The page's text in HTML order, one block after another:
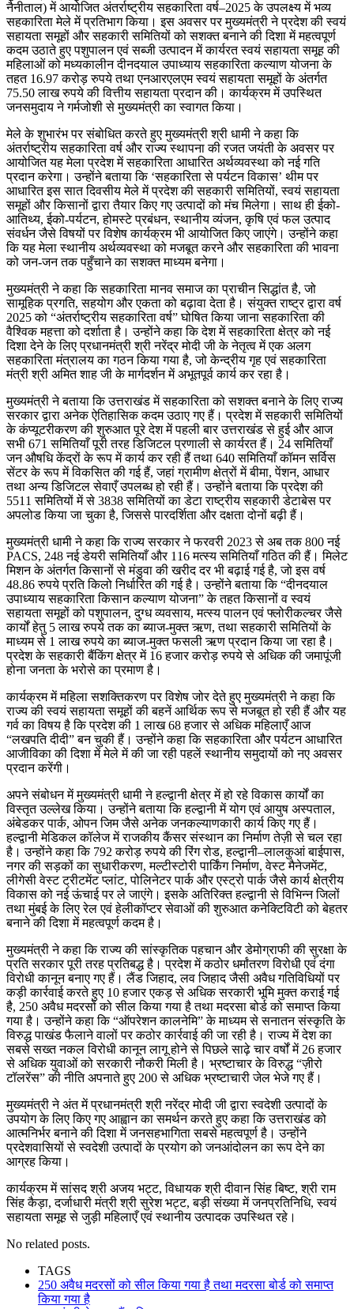
नैनीताल) में आयोजित अंतर्राष्ट्रीय सहकारिता वर्ष–2025 के उपलक्ष्य में भव्य
सहकारिता मेले में प्रतिभाग किया। इस अवसर पर मुख्यमंत्री ने प्रदेश की स्वयं
सहायता समूहों और सहकारी समितियों को सशक्त बनाने की दिशा में महत्वपूर्ण
कदम उठाते हुए पशुपालन एवं सब्जी उत्पादन में कार्यरत स्वयं सहायता समूह की
महिलाओं को मध्यकालीन दीनदयाल उपाध्याय सहकारिता कल्याण योजना के
तहत 16.97 करोड़ रुपये तथा एनआरएलएम स्वयं सहायता समूहों के अंतर्गत
75.50 लाख रुपये की वित्तीय सहायता प्रदान की। कार्यक्रम में उपस्थित
जनसमुदाय ने गर्मजोशी से मुख्यमंत्री का स्वागत किया।
मेले के शुभारंभ पर संबोधित करते हुए मुख्यमंत्री श्री धामी ने कहा कि
अंतर्राष्ट्रीय सहकारिता वर्ष और राज्य स्थापना की रजत जयंती के अवसर पर
आयोजित यह मेला प्रदेश में सहकारिता आधारित अर्थव्यवस्था को नई गति
प्रदान करेगा। उन्होंने बताया कि ‘सहकारिता से पर्यटन विकास’ थीम पर
आधारित इस सात दिवसीय मेले में प्रदेश की सहकारी समितियों, स्वयं सहायता
समूहों और किसानों द्वारा तैयार किए गए उत्पादों को मंच मिलेगा। साथ ही ईको-
आतिथ्य, ईको-पर्यटन, होमस्टे प्रबंधन, स्थानीय व्यंजन, कृषि एवं फल उत्पाद
संवर्धन जैसे विषयों पर विशेष कार्यक्रम भी आयोजित किए जाएंगे। उन्होंने कहा
कि यह मेला स्थानीय अर्थव्यवस्था को मजबूत करने और सहकारिता की भावना
को जन-जन तक पहुँचाने का सशक्त माध्यम बनेगा।
मुख्यमंत्री ने कहा कि सहकारिता मानव समाज का प्राचीन सिद्धांत है, जो
सामूहिक प्रगति, सहयोग और एकता को बढ़ावा देता है। संयुक्त राष्ट्र द्वारा वर्ष
2025 को “अंतर्राष्ट्रीय सहकारिता वर्ष” घोषित किया जाना सहकारिता की
वैश्विक महत्ता को दर्शाता है। उन्होंने कहा कि देश में सहकारिता क्षेत्र को नई
दिशा देने के लिए प्रधानमंत्री श्री नरेंद्र मोदी जी के नेतृत्व में एक अलग
सहकारिता मंत्रालय का गठन किया गया है, जो केन्द्रीय गृह एवं सहकारिता
मंत्री श्री अमित शाह जी के मार्गदर्शन में अभूतपूर्व कार्य कर रहा है।
मुख्यमंत्री ने बताया कि उत्तराखंड में सहकारिता को सशक्त बनाने के लिए राज्य
सरकार द्वारा अनेक ऐतिहासिक कदम उठाए गए हैं। प्रदेश में सहकारी समितियों
के कंप्यूटरीकरण की शुरुआत पूरे देश में पहली बार उत्तराखंड से हुई और आज
सभी 671 समितियाँ पूरी तरह डिजिटल प्रणाली से कार्यरत हैं। 24 समितियाँ
जन औषधि केंद्रों के रूप में कार्य कर रही हैं तथा 640 समितियाँ कॉमन सर्विस
सेंटर के रूप में विकसित की गई हैं, जहां ग्रामीण क्षेत्रों में बीमा, पेंशन, आधार
तथा अन्य डिजिटल सेवाएँ उपलब्ध हो रही हैं। उन्होंने बताया कि प्रदेश की
5511 समितियों में से 3838 समितियों का डेटा राष्ट्रीय सहकारी डेटाबेस पर
अपलोड किया जा चुका है, जिससे पारदर्शिता और दक्षता दोनों बढ़ी हैं।
मुख्यमंत्री धामी ने कहा कि राज्य सरकार ने फरवरी 2023 से अब तक 800 नई
PACS, 248 नई डेयरी समितियाँ और 116 मत्स्य समितियाँ गठित की हैं। मिलेट
मिशन के अंतर्गत किसानों से मंडुवा की खरीद दर भी बढ़ाई गई है, जो इस वर्ष
48.86 रुपये प्रति किलो निर्धारित की गई है। उन्होंने बताया कि “दीनदयाल
उपाध्याय सहकारिता किसान कल्याण योजना” के तहत किसानों व स्वयं
सहायता समूहों को पशुपालन, दुग्ध व्यवसाय, मत्स्य पालन एवं फ्लोरीकल्चर जैसे
कार्यों हेतु 5 लाख रुपये तक का ब्याज-मुक्त ऋण, तथा सहकारी समितियों के
माध्यम से 1 लाख रुपये का ब्याज-मुक्त फसली ऋण प्रदान किया जा रहा है।
प्रदेश के सहकारी बैंकिंग क्षेत्र में 16 हजार करोड़ रुपये से अधिक की जमापूंजी
होना जनता के भरोसे का प्रमाण है।
कार्यक्रम में महिला सशक्तिकरण पर विशेष जोर देते हुए मुख्यमंत्री ने कहा कि
राज्य की स्वयं सहायता समूहों की बहनें आर्थिक रूप से मजबूत हो रही हैं और यह
गर्व का विषय है कि प्रदेश की 1 लाख 68 हजार से अधिक महिलाएँ आज
“लखपति दीदी” बन चुकी हैं। उन्होंने कहा कि सहकारिता और पर्यटन आधारित
आजीविका की दिशा में मेले में की जा रही पहलें स्थानीय समुदायों को नए अवसर
प्रदान करेंगी।
अपने संबोधन में मुख्यमंत्री धामी ने हल्द्वानी क्षेत्र में हो रहे विकास कार्यों का
विस्तृत उल्लेख किया। उन्होंने बताया कि हल्द्वानी में योग एवं आयुष अस्पताल,
अंबेडकर पार्क, ओपन जिम जैसे अनेक जनकल्याणकारी कार्य किए गए हैं।
हल्द्वानी मेडिकल कॉलेज में राजकीय कैंसर संस्थान का निर्माण तेज़ी से चल रहा
है। उन्होंने कहा कि 792 करोड़ रुपये की रिंग रोड, हल्द्वानी–लालकुआं बाईपास,
नगर की सड़कों का सुधारीकरण, मल्टीस्टोरी पार्किंग निर्माण, वेस्ट मैनेजमेंट,
लीगेसी वेस्ट ट्रीटमेंट प्लांट, पोलिनेटर पार्क और एस्ट्रो पार्क जैसे कार्य क्षेत्रीय
विकास को नई ऊंचाई पर ले जाएंगे। इसके अतिरिक्त हल्द्वानी से विभिन्न जिलों
तथा मुंबई के लिए रेल एवं हेलीकॉप्टर सेवाओं की शुरुआत कनेक्टिविटी को बेहतर
बनाने की दिशा में महत्वपूर्ण कदम है।
मुख्यमंत्री ने कहा कि राज्य की सांस्कृतिक पहचान और डेमोग्राफी की सुरक्षा के
प्रति सरकार पूरी तरह प्रतिबद्ध है। प्रदेश में कठोर धर्मांतरण विरोधी एवं दंगा
विरोधी कानून बनाए गए हैं। लैंड जिहाद, लव जिहाद जैसी अवैध गतिविधियों पर
कड़ी कार्रवाई करते हुए 10 हजार एकड़ से अधिक सरकारी भूमि मुक्त कराई गई
है, 250 अवैध मदरसों को सील किया गया है तथा मदरसा बोर्ड को समाप्त किया
गया है। उन्होंने कहा कि “ऑपरेशन कालनेमि” के माध्यम से सनातन संस्कृति के
विरुद्ध पाखंड फैलाने वालों पर कठोर कार्रवाई की जा रही है। राज्य में देश का
सबसे सख्त नकल विरोधी कानून लागू होने से पिछले साढ़े चार वर्षों में 26 हजार
से अधिक युवाओं को सरकारी नौकरी मिली है। भ्रष्टाचार के विरुद्ध “ज़ीरो
टॉलरेंस” की नीति अपनाते हुए 200 से अधिक भ्रष्टाचारी जेल भेजे गए हैं।
मुख्यमंत्री ने अंत में प्रधानमंत्री श्री नरेंद्र मोदी जी द्वारा स्वदेशी उत्पादों के
उपयोग के लिए किए गए आह्वान का समर्थन करते हुए कहा कि उत्तराखंड को
आत्मनिर्भर बनाने की दिशा में जनसहभागिता सबसे महत्वपूर्ण है। उन्होंने
प्रदेशवासियों से स्वदेशी उत्पादों के प्रयोग को जनआंदोलन का रूप देने का
आग्रह किया।
कार्यक्रम में सांसद श्री अजय भट्ट, विधायक श्री दीवान सिंह बिष्ट, श्री राम
सिंह कैड़ा, दर्जाधारी मंत्री श्री सुरेश भट्ट, बड़ी संख्या में जनप्रतिनिधि, स्वयं
सहायता समूह से जुड़ी महिलाएँ एवं स्थानीय उत्पादक उपस्थित रहे।
No related posts.
TAGS
250 अवैध मदरसों को सील किया गया है तथा मदरसा बोर्ड को समाप्त
किया गया है